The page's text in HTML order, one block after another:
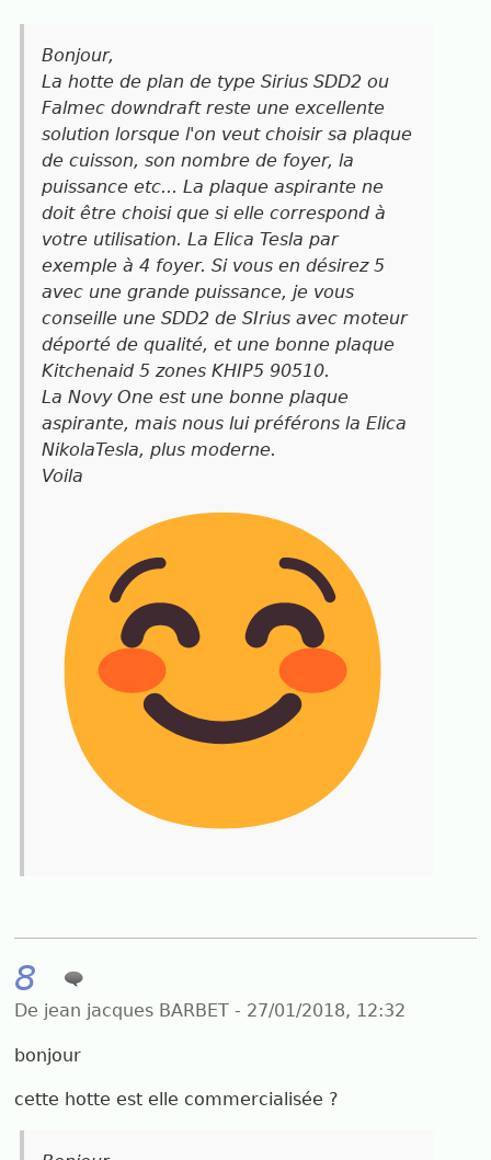
Bonjour,
La hotte de plan de type Sirius SDD2 ou
Falmec downdraft reste une excellente
solution lorsque l'on veut choisir sa plaque
de cuisson, son nombre de foyer, la
puissance etc... La plaque aspirante ne
doit être choisi que si elle correspond à
votre utilisation. La Elica Tesla par
exemple à 4 foyer. Si vous en désirez 5
avec une grande puissance, je vous
conseille une SDD2 de SIrius avec moteur
déporté de qualité, et une bonne plaque
Kitchenaid 5 zones KHIP5 90510.
La Novy One est une bonne plaque
aspirante, mais nous lui préférons la Elica
NikolaTesla, plus moderne.
Voila
8
De jean jacques BARBET - 27/01/2018, 12:32
bonjour
cette hotte est elle commercialisée ?